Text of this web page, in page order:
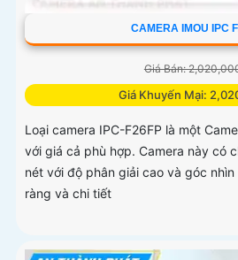
CAMERA IMOU IPC
Giá Bán:
Giá Khuyến Mại:
Loại camera IPC-F26FP là một
với giá cả phù hợp. Camera này có
nét với độ phân giải cao và góc
ràng và chi tiết